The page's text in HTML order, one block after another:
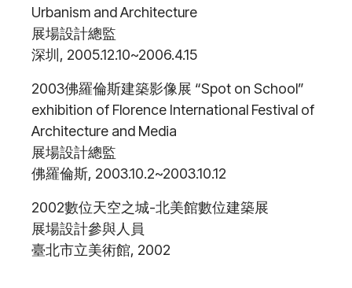
Urbanism and Architecture
展場設計總監
深圳, 2005.12.10~2006.4.15
2003佛羅倫斯建築影像展 “Spot on School”
exhibition of Florence International Festival of
Architecture and Media
展場設計總監
佛羅倫斯, 2003.10.2~2003.10.12
2002數位天空之城-北美館數位建築展
展場設計參與人員
臺北市立美術館, 2002